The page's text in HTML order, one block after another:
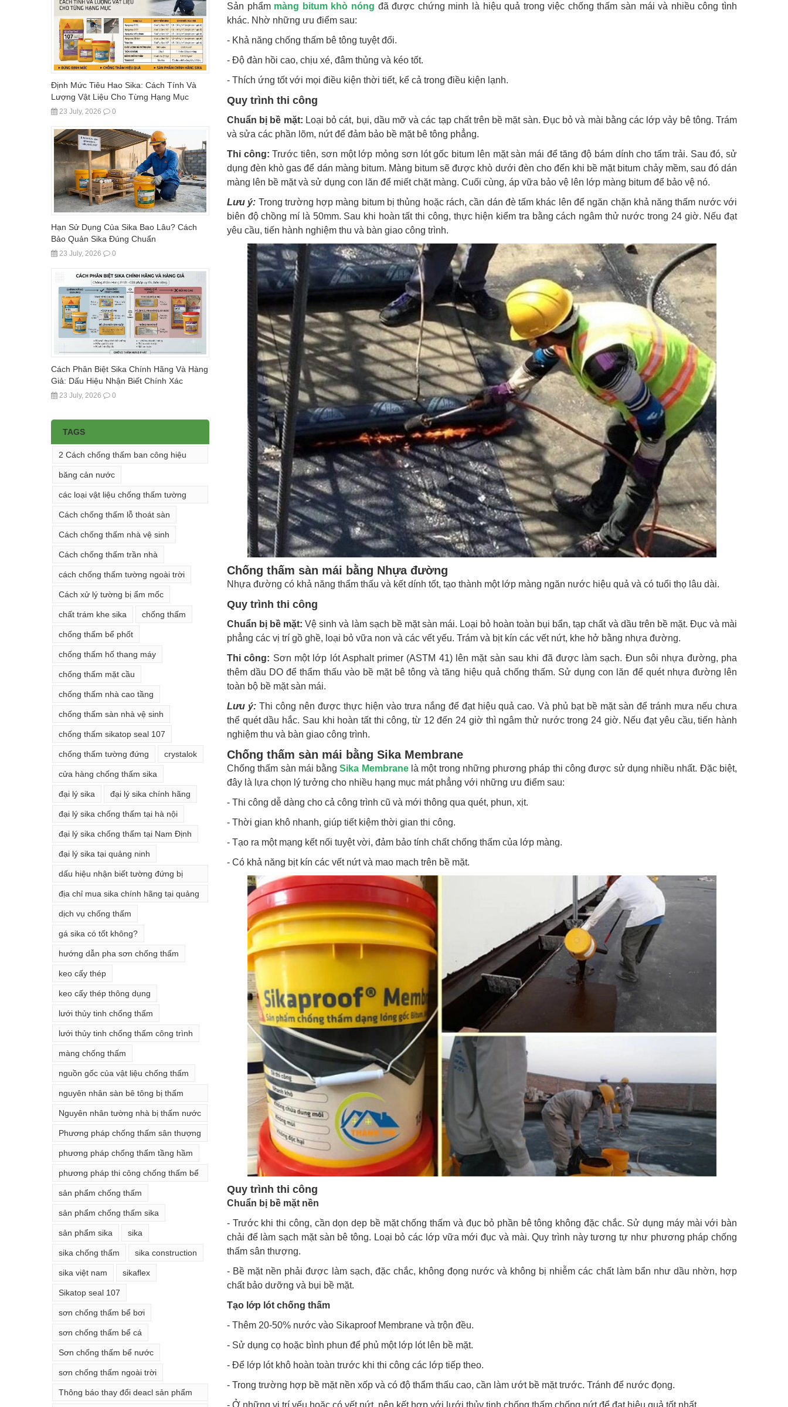
Định Mức Tiêu Hao Sika: Cách Tính Và
Lượng Vật Liệu Cho Từng Hạng Mục
23 July, 2026 0
Hạn Sử Dụng Của Sika Bao Lâu? Cách
Bảo Quản Sika Đúng Chuẩn
23 July, 2026 0
Cách Phân Biệt Sika Chính Hãng Và Hàng
Giả: Dấu Hiệu Nhận Biết Chính Xác
23 July, 2026 0
TAGS
2 Cách chống thấm ban công hiệu
quả
băng cản nước
các loại vật liệu chống thấm tường
đứng
Cách chống thấm lỗ thoát sàn
Cách chống thấm nhà vệ sinh
Cách chống thấm trần nhà
cách chống thấm tường ngoài trời
Cách xử lý tường bị ẩm mốc
chất trám khe sika chống thấm
chống thấm bể phốt
chống thấm hố thang máy
chống thấm mặt cầu
chống thấm nhà cao tầng
chống thấm sàn nhà vệ sinh
chống thấm sikatop seal 107
chống thấm tường đứng crystalok
cửa hàng chống thấm sika
đại lý sika đại lý sika chính hãng
đại lý sika chống thấm tại hà nội
đại lý sika chống thấm tại Nam Định
đại lý sika tại quảng ninh
dấu hiệu nhận biết tường đứng bị
thấm
địa chỉ mua sika chính hãng tại quảng
ninh
dịch vụ chống thấm
gá sika có tốt không?
hướng dẫn pha sơn chống thấm
keo cấy thép
keo cấy thép thông dụng
lưới thủy tinh chống thấm
lưới thủy tinh chống thấm công trình
màng chống thấm
nguồn gốc của vật liệu chống thấm
nguyên nhân sàn bê tông bị thấm
nước
Nguyên nhân tường nhà bị thấm nước
Phương pháp chống thấm sân thượng
phương pháp chống thấm tầng hầm
phương pháp thi công chống thấm bể
phốt
sản phẩm chống thấm
sản phẩm chống thấm sika
sản phẩm sika sika
sika chống thấm sika construction
sika việt nam sikaflex
Sikatop seal 107
sơn chống thấm bể bơi
sơn chống thấm bể cá
Sơn chống thấm bể nước
sơn chống thấm ngoài trời
Thông báo thay đổi deacl sản phẩm
Sản phẩmmàng bitum khò nóng đã được chứng minh là hiệu quả trong việc chống thấm sàn mái và nhiều công tình
khác. Nhờ những ưu điểm sau:
- Khả năng chống thấm bê tông tuyệt đối.
- Độ đàn hồi cao, chịu xé, đâm thủng và kéo tốt.
- Thích ứng tốt với mọi điều kiện thời tiết, kể cả trong điều kiện lạnh.
Quy trình thi công
Chuẩn bị bề mặt: Loại bỏ cát, bụi, dầu mỡ và các tạp chất trên bề mặt sàn. Đục bỏ và mài bằng các lớp vảy bê tông. Trám
và sửa các phần lõm, nứt để đảm bảo bề mặt bê tông phẳng.
Thi công: Trước tiên, sơn một lớp mỏng sơn lót gốc bitum lên mặt sàn mái để tăng độ bám dính cho tấm trải. Sau đó, sử
dụng đèn khò gas để dán màng bitum. Màng bitum sẽ được khò dưới đèn cho đến khi bề mặt bitum chảy mềm, sau đó dán
màng lên bề mặt và sử dụng con lăn để miết chặt màng. Cuối cùng, áp vữa bảo vệ lên lớp màng bitum để bảo vệ nó.
Lưu ý: Trong trường hợp màng bitum bị thủng hoặc rách, cần dán đè tấm khác lên để ngăn chặn khả năng thấm nước với
biên độ chồng mí là 50mm. Sau khi hoàn tất thi công, thực hiện kiểm tra bằng cách ngâm thử nước trong 24 giờ. Nếu đạt
yêu cầu, tiến hành nghiệm thu và bàn giao công trình.
Chống thấm sàn mái bằng Nhựa đường
Nhựa đường có khả năng thẩm thấu và kết dính tốt, tạo thành một lớp màng ngăn nước hiệu quả và có tuổi thọ lâu dài.
Quy trình thi công
Chuẩn bị bề mặt: Vệ sinh và làm sạch bề mặt sàn mái. Loại bỏ hoàn toàn bụi bẩn, tạp chất và dầu trên bề mặt. Đục và mài
phẳng các vị trí gồ ghề, loại bỏ vữa non và các vết yếu. Trám và bịt kín các vết nứt, khe hở bằng nhựa đường.
Thi công: Sơn một lớp lót Asphalt primer (ASTM 41) lên mặt sàn sau khi đã được làm sạch. Đun sôi nhựa đường, pha
thêm dầu DO để thẩm thấu vào bề mặt bê tông và tăng hiệu quả chống thấm. Sử dụng con lăn để quét nhựa đường lên
toàn bộ bề mặt sàn mái.
Lưu ý:Thi công nên được thực hiện vào trưa nắng để đạt hiệu quả cao. Và phủ bạt bề mặt sàn để tránh mưa nếu chưa
thể quét dầu hắc. Sau khi hoàn tất thi công, từ 12 đến 24 giờ thì ngâm thử nước trong 24 giờ. Nếu đạt yêu cầu, tiến hành
nghiệm thu và bàn giao công trình.
Chống thấm sàn mái bằng Sika Membrane
Chống thấm sàn mái bằngSika Membranelà một trong những phương pháp thi công được sử dụng nhiều nhất. Đặc biệt,
đây là lựa chọn lý tưởng cho nhiều hạng mục mát phẳng với những ưu điểm sau:
- Thi công dễ dàng cho cả công trình cũ và mới thông qua quét, phun, xịt.
- Thời gian khô nhanh, giúp tiết kiệm thời gian thi công.
- Tạo ra một mạng kết nối tuyệt vời, đảm bảo tính chất chống thấm của lớp màng.
- Có khả năng bịt kín các vết nứt và mao mạch trên bề mặt.
Quy trình thi công
Chuẩn bị bề mặt nền
- Trước khi thi công, cần dọn dẹp bề mặt chống thấm và đục bỏ phần bê tông không đặc chắc. Sử dụng máy mài với bàn
chải để làm sạch mặt sàn bê tông. Loại bỏ các lớp vữa mới đục và mài. Quy trình này tương tự như phương pháp chống
thấm sân thượng.
- Bề mặt nền phải được làm sạch, đặc chắc, không đọng nước và không bị nhiễm các chất làm bẩn như dầu nhờn, hợp
chất bảo dưỡng và bụi bề mặt.
Tạo lớp lót chống thấm
- Thêm 20-50% nước vào Sikaproof Membrane và trộn đều.
- Sử dụng cọ hoặc bình phun để phủ một lớp lót lên bề mặt.
- Để lớp lót khô hoàn toàn trước khi thi công các lớp tiếp theo.
- Trong trường hợp bề mặt nền xốp và có độ thẩm thấu cao, cần làm ướt bề mặt trước. Tránh để nước đọng.
- Ở những vị trí yếu hoặc có vết nứt, nên kết hợp với lưới thủy tinh chống thấm chống nứt để đạt hiệu quả tốt nhất.